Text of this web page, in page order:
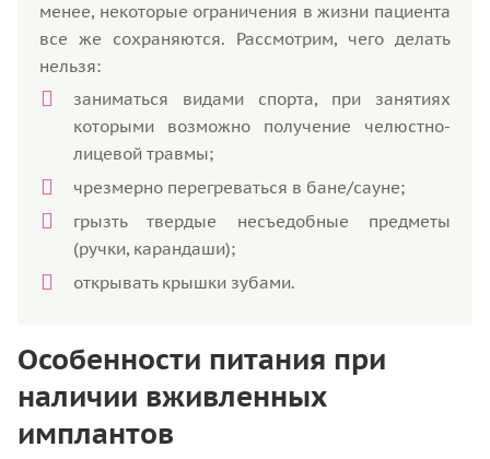
менее, некоторые ограничения в жизни пациента
все же сохраняются. Рассмотрим, чего делать
нельзя:
заниматься видами спорта, при занятиях
которыми возможно получение челюстно-
лицевой травмы;
чрезмерно перегреваться в бане/сауне;
грызть твердые несъедобные предметы
(ручки, карандаши);
открывать крышки зубами.
Особенности питания при
наличии вживленных
имплантов